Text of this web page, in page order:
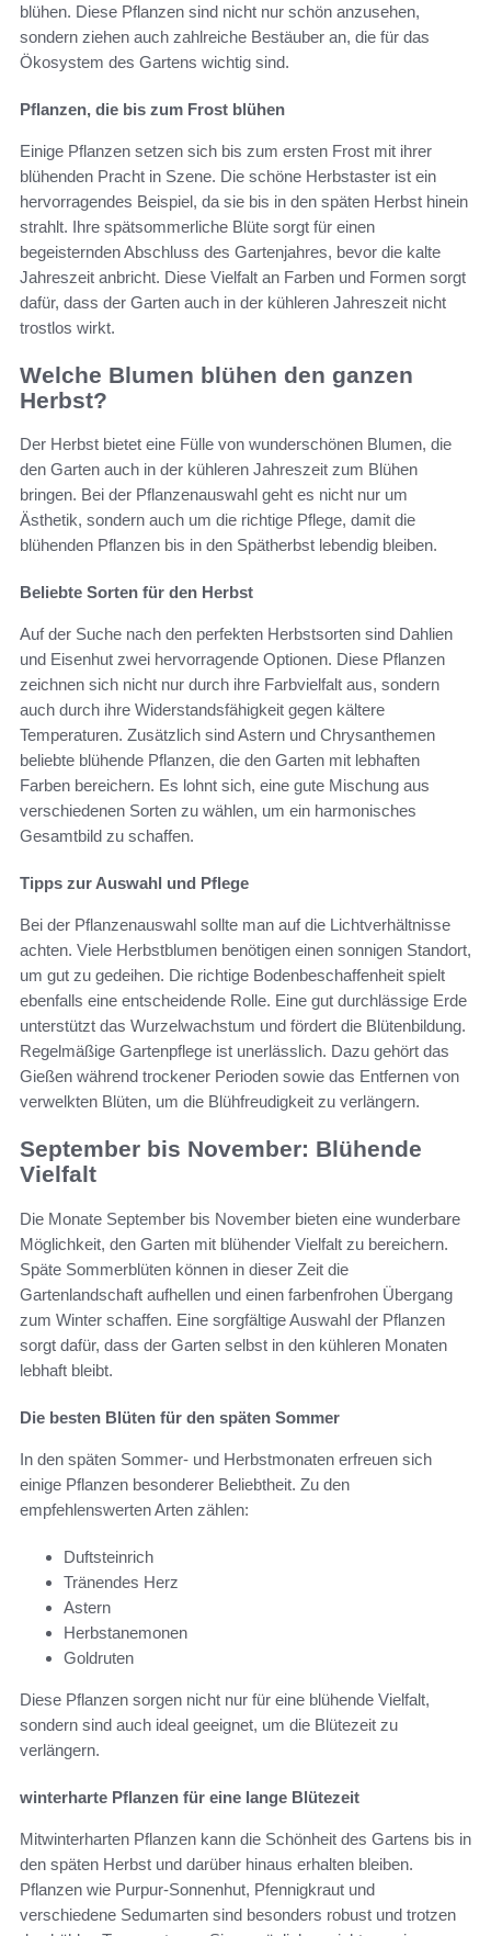
blühen. Diese Pflanzen sind nicht nur schön anzusehen,
sondern ziehen auch zahlreiche Bestäuber an, die für das
Ökosystem des Gartens wichtig sind.
Pflanzen, die bis zum Frost blühen
Einige Pflanzen setzen sich bis zum ersten Frost mit ihrer
blühenden Pracht in Szene. Die schöne Herbstaster ist ein
hervorragendes Beispiel, da sie bis in den späten Herbst hinein
strahlt. Ihre spätsommerliche Blüte sorgt für einen
begeisternden Abschluss des Gartenjahres, bevor die kalte
Jahreszeit anbricht. Diese Vielfalt an Farben und Formen sorgt
dafür, dass der Garten auch in der kühleren Jahreszeit nicht
trostlos wirkt.
Welche Blumen blühen den ganzen
Herbst?
Der Herbst bietet eine Fülle von wunderschönen Blumen, die
den Garten auch in der kühleren Jahreszeit zum Blühen
bringen. Bei der Pflanzenauswahl geht es nicht nur um
Ästhetik, sondern auch um die richtige Pflege, damit die
blühenden Pflanzen bis in den Spätherbst lebendig bleiben.
Beliebte Sorten für den Herbst
Auf der Suche nach den perfekten Herbstsorten sind Dahlien
und Eisenhut zwei hervorragende Optionen. Diese Pflanzen
zeichnen sich nicht nur durch ihre Farbvielfalt aus, sondern
auch durch ihre Widerstandsfähigkeit gegen kältere
Temperaturen. Zusätzlich sind Astern und Chrysanthemen
beliebte blühende Pflanzen, die den Garten mit lebhaften
Farben bereichern. Es lohnt sich, eine gute Mischung aus
verschiedenen Sorten zu wählen, um ein harmonisches
Gesamtbild zu schaffen.
Tipps zur Auswahl und Pflege
Bei der Pflanzenauswahl sollte man auf die Lichtverhältnisse
achten. Viele Herbstblumen benötigen einen sonnigen Standort,
um gut zu gedeihen. Die richtige Bodenbeschaffenheit spielt
ebenfalls eine entscheidende Rolle. Eine gut durchlässige Erde
unterstützt das Wurzelwachstum und fördert die Blütenbildung.
Regelmäßige Gartenpflege ist unerlässlich. Dazu gehört das
Gießen während trockener Perioden sowie das Entfernen von
verwelkten Blüten, um die Blühfreudigkeit zu verlängern.
September bis November: Blühende
Vielfalt
Die Monate September bis November bieten eine wunderbare
Möglichkeit, den Garten mit blühender Vielfalt zu bereichern.
Späte Sommerblüten können in dieser Zeit die
Gartenlandschaft aufhellen und einen farbenfrohen Übergang
zum Winter schaffen. Eine sorgfältige Auswahl der Pflanzen
sorgt dafür, dass der Garten selbst in den kühleren Monaten
lebhaft bleibt.
Die besten Blüten für den späten Sommer
In den späten Sommer- und Herbstmonaten erfreuen sich
einige Pflanzen besonderer Beliebtheit. Zu den
empfehlenswerten Arten zählen:
Duftsteinrich
Tränendes Herz
Astern
Herbstanemonen
Goldruten
Diese Pflanzen sorgen nicht nur für eine blühende Vielfalt,
sondern sind auch ideal geeignet, um die Blütezeit zu
verlängern.
winterharte Pflanzen für eine lange Blütezeit
Mitwinterharten Pflanzen kann die Schönheit des Gartens bis in
den späten Herbst und darüber hinaus erhalten bleiben.
Pflanzen wie Purpur-Sonnenhut, Pfennigkraut und
verschiedene Sedumarten sind besonders robust und trotzen